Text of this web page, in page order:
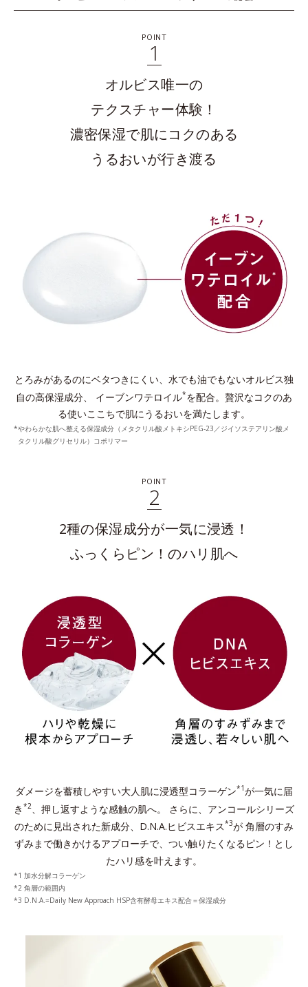
POINT
1
オルビス唯一の
テクスチャー体験！
濃密保湿で肌にコクのある
うるおいが行き渡る
とろみがあるのにベタつきにくい、水でも油でもないオルビス独
自の高保湿成分、
イーブンワテロイル*を配合。贅沢なコクのあ
る使いここちで肌にうるおいを満たします。
やわらかな肌へ整える保湿成分（メタクリル酸メトキシPEG-23／ジイソステアリン酸メ
タクリル酸グリセリル）コポリマー
POINT
2
2種の保湿成分が一気に浸透！
ふっくらピン！のハリ肌へ
ダメージを蓄積しやすい大人肌に浸透型コラーゲン*1が一気に届
き *2 、押し返すような感触の肌へ。
さらに、アンコールシリーズ
のために見出された新成分、D.N.A.ヒビスエキス*3が 角層のすみ
ずみまで働きかけるアプローチで、つい触りたくなるピン！とし
たハリ感を叶えます。
1 加水分解コラーゲン
2 角層の範囲内
3 D.N.A.=Daily New Approach HSP含有酵⺟エキス配合＝保湿成分